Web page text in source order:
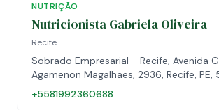
NUTRIÇÃO
Nutricionista Gabriela Oliveira
Recife
Sobrado Empresarial - Recife, Avenida
Agamenon Magalhães, 2936, Recife,
+5581992360688